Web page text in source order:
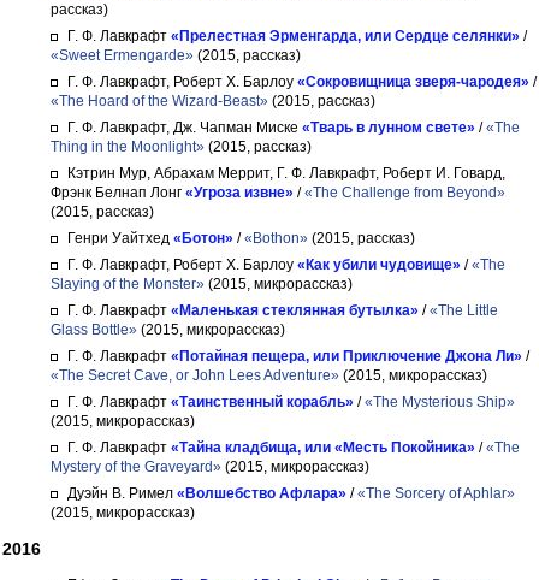
рассказ)
Г. Ф. Лавкрафт «Прелестная Эрменгарда, или Сердце селянки» /
«Sweet Ermengarde» (2015, рассказ)
Г. Ф. Лавкрафт, Роберт Х. Барлоу «Сокровищница зверя-чародея» /
«The Hoard of the Wizard-Beast» (2015, рассказ)
Г. Ф. Лавкрафт, Дж. Чапман Миске «Тварь в лунном свете» /«The
Thing in the Moonlight» (2015, рассказ)
Кэтрин Мур, Абрахам Меррит, Г. Ф. Лавкрафт, Роберт И. Говард,
Фрэнк Белнап Лонг «Угроза извне» /«The Challenge from Beyond»
(2015, рассказ)
Генри Уайтхед «Ботон» /«Bothon» (2015, рассказ)
Г. Ф. Лавкрафт, Роберт Х. Барлоу «Как убили чудовище» /«The
Slaying of the Monster» (2015, микрорассказ)
Г. Ф. Лавкрафт «Маленькая стеклянная бутылка» /«The Little
Glass Bottle» (2015, микрорассказ)
Г. Ф. Лавкрафт «Потайная пещера, или Приключение Джона Ли» /
«The Secret Cave, or John Lees Adventure» (2015, микрорассказ)
Г. Ф. Лавкрафт «Таинственный корабль» /«The Mysterious Ship»
(2015, микрорассказ)
Г. Ф. Лавкрафт «Тайна кладбища, или «Месть Покойника» /«The
Mystery of the Graveyard» (2015, микрорассказ)
Дуэйн В. Римел «Волшебство Афлара» /«The Sorcery of Aphlar»
(2015, микрорассказ)
2016